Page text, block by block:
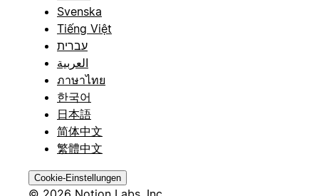
Svenska
Tiếng Việt
עברית
العربية
ภาษาไทย
한국어
日本語
简体中文
繁體中文
Cookie-Einstellungen